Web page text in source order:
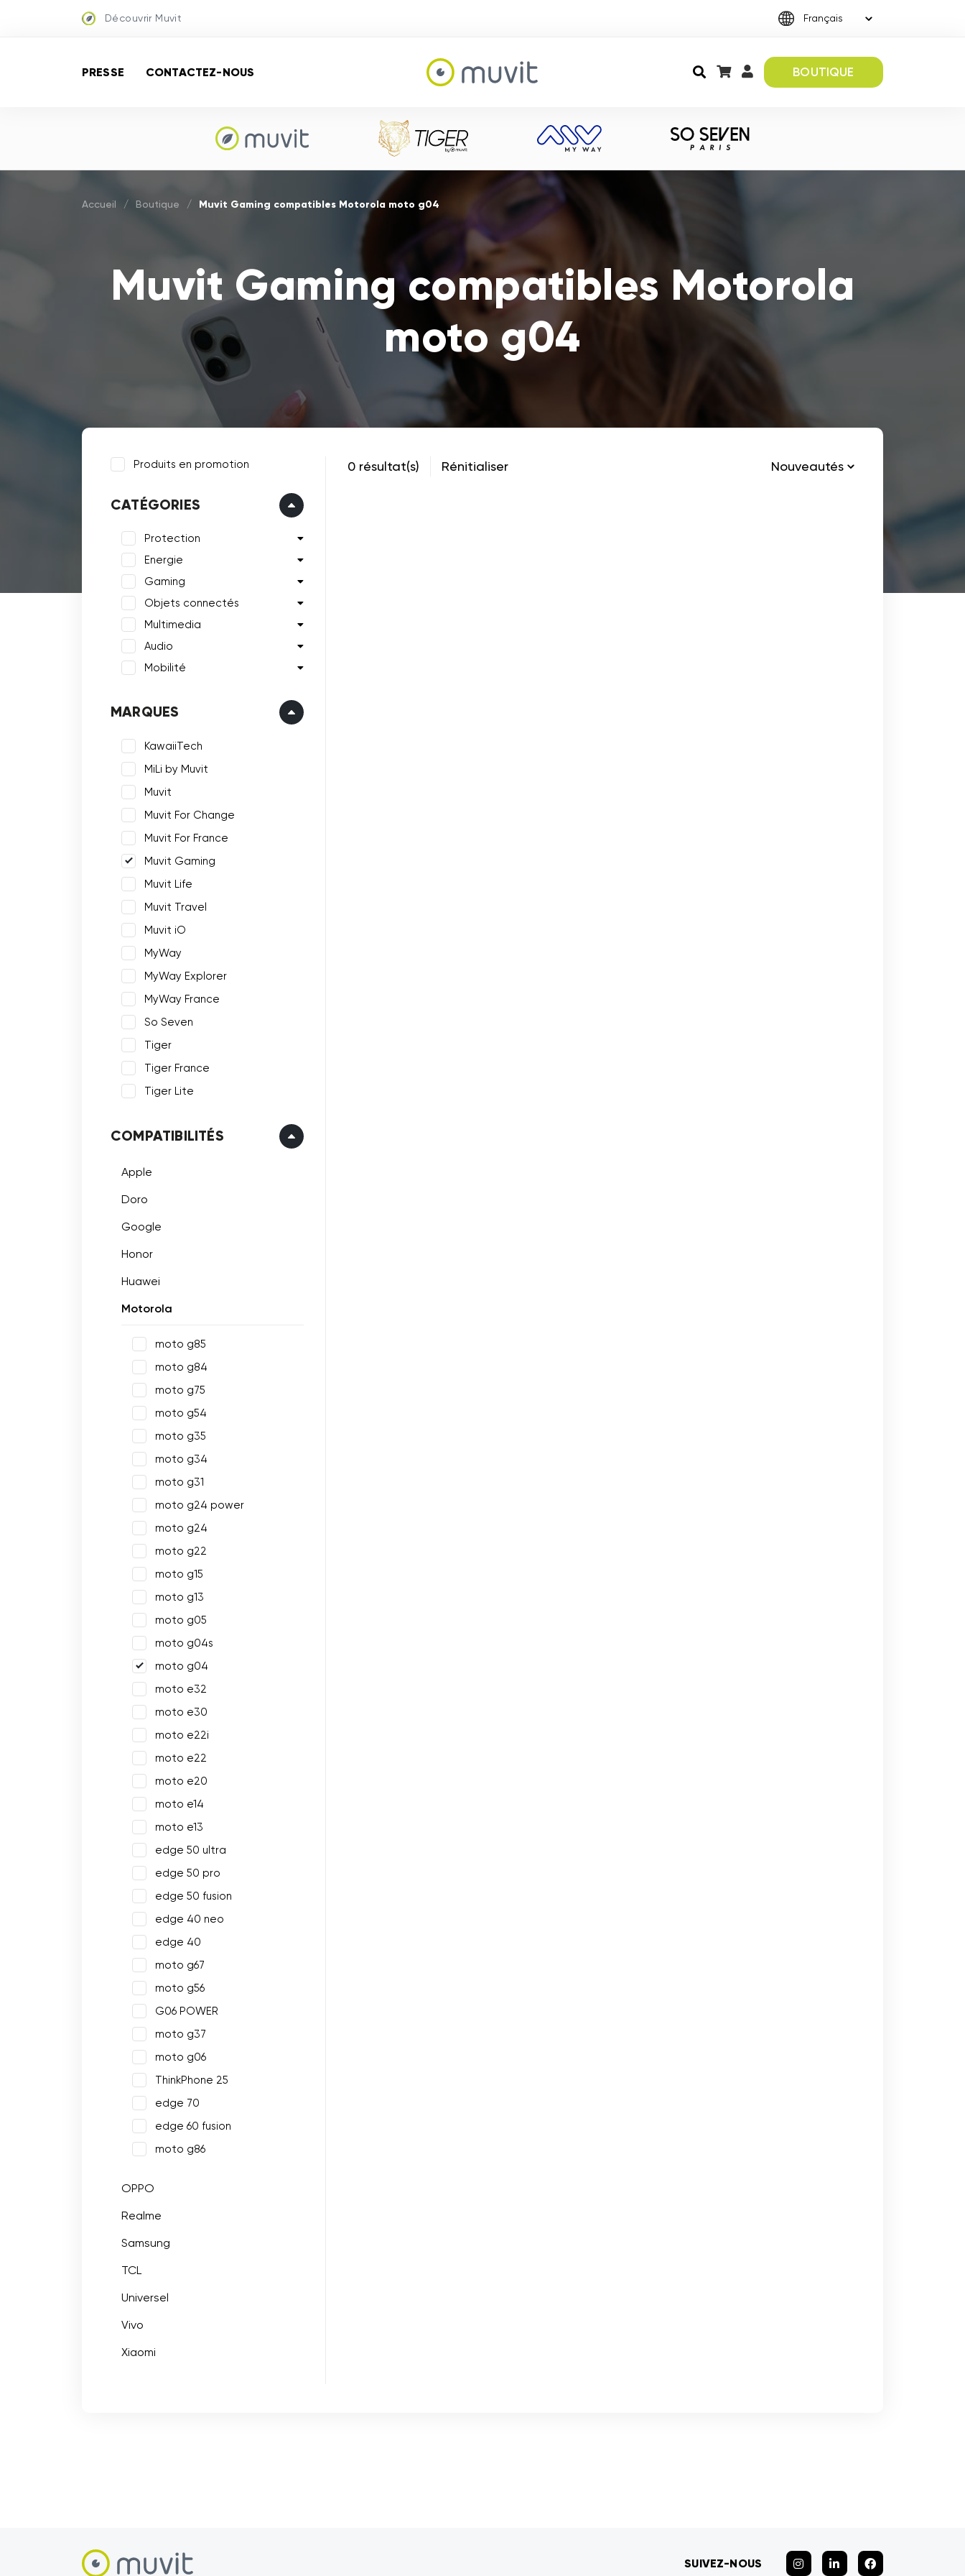
Découvrir Muvit
PRESSE CONTACTEZ-NOUS BOUTIQUE
Accueil / Boutique / Muvit Gaming compatibles Motorola moto g04
Muvit Gaming compatibles Motorola
moto g04
Produits en promotion
CATÉGORIES
Protection
Energie
Gaming
Objets connectés
Multimedia
Audio
Mobilité
MARQUES
KawaiiTech
MiLi by Muvit
Muvit
Muvit For Change
Muvit For France
Muvit Gaming
Muvit Life
Muvit Travel
Muvit iO
MyWay
MyWay Explorer
MyWay France
So Seven
Tiger
Tiger France
Tiger Lite
COMPATIBILITÉS
Apple
Doro
Google
Honor
Huawei
Motorola
moto g85
moto g84
moto g75
moto g54
moto g35
moto g34
moto g31
moto g24 power
moto g24
moto g22
moto g15
moto g13
moto g05
moto g04s
moto g04
moto e32
moto e30
moto e22i
moto e22
moto e20
moto e14
moto e13
edge 50 ultra
edge 50 pro
edge 50 fusion
edge 40 neo
edge 40
moto g67
moto g56
G06 POWER
moto g37
moto g06
ThinkPhone 25
edge 70
edge 60 fusion
moto g86
OPPO
Realme
Samsung
TCL
Universel
Vivo
Xiaomi
0 résultat(s) Rénitialiser
SUIVEZ-NOUS